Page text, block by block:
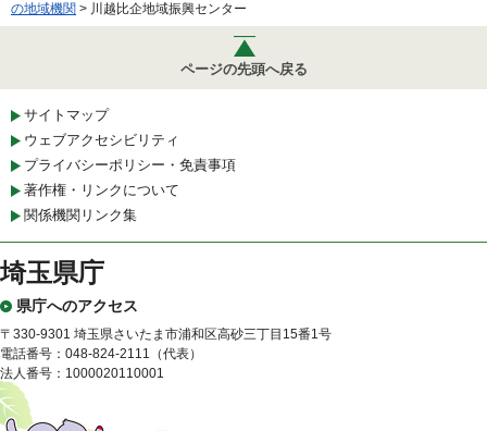
の地域機関 > 川越比企地域振興センター
ページの先頭へ戻る
サイトマップ
ウェブアクセシビリティ
プライバシーポリシー・免責事項
著作権・リンクについて
関係機関リンク集
埼玉県庁
県庁へのアクセス
〒330-9301 埼玉県さいたま市浦和区高砂三丁目15番1号
電話番号：048-824-2111（代表）
法人番号：1000020110001